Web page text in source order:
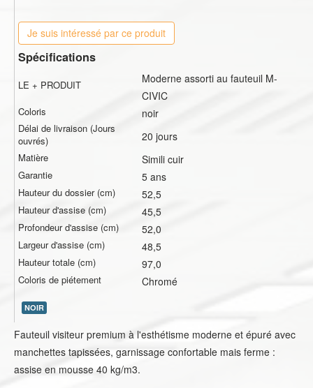
Je suis intéressé par ce produit
Spécifications
LE + PRODUIT
Moderne assorti au fauteuil M-
CIVIC
Coloris noir
Délai de livraison (Jours
ouvrés)
20 jours
Matière Simili cuir
Garantie 5 ans
Hauteur du dossier (cm) 52,5
Hauteur d'assise (cm) 45,5
Profondeur d'assise (cm) 52,0
Largeur d'assise (cm) 48,5
Hauteur totale (cm) 97,0
Coloris de piétement Chromé
NOIR
Fauteuil visiteur premium à l'esthétisme moderne et épuré avec
manchettes tapissées, garnissage confortable mais ferme :
assise en mousse 40 kg/m3.